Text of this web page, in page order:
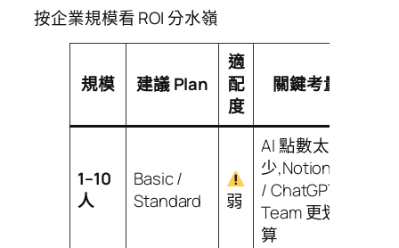
按企業規模看 ROI 分水嶺
規模 建議 Plan
適
配
度
關鍵考量
1–10
人
Basic /
Standard
弱
AI 點數太
少,Notion AI
/ ChatGPT
Team 更划
算